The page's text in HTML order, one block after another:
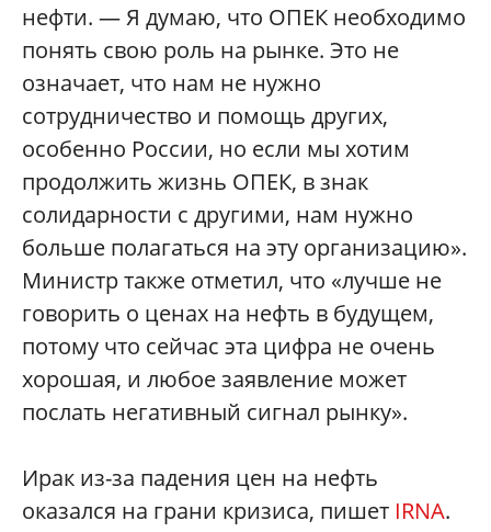
нефти. — Я думаю, что ОПЕК необходимо
понять свою роль на рынке. Это не
означает, что нам не нужно
сотрудничество и помощь других,
особенно России, но если мы хотим
продолжить жизнь ОПЕК, в знак
солидарности с другими, нам нужно
больше полагаться на эту организацию».
Министр также отметил, что «лучше не
говорить о ценах на нефть в будущем,
потому что сейчас эта цифра не очень
хорошая, и любое заявление может
послать негативный сигнал рынку».
Ирак из-за падения цен на нефть
оказался на грани кризиса, пишет IRNA.